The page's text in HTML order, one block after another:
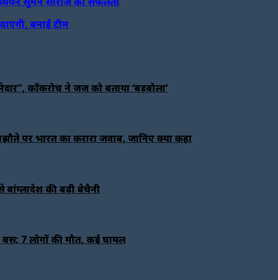
बनाई टीम
कॉकरोच ने जज को बताया ‘बड़बोला’
पर भारत का करारा जवाब, जानिए क्या कहा
की बढ़ी बेचैनी
बस; 7 लोगों की मौत, कई घायल